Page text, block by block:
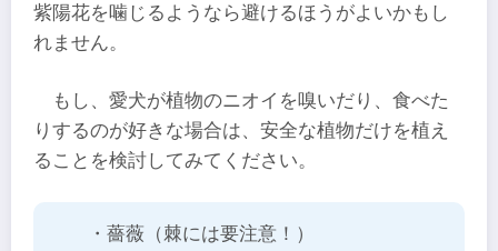
紫陽花を噛じるようなら避けるほうがよいかもし
れません。
もし、愛犬が植物のニオイを嗅いだり、食べた
りするのが好きな場合は、安全な植物だけを植え
ることを検討してみてください。
・薔薇（棘には要注意！）